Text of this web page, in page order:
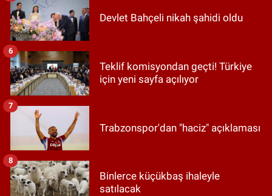
Devlet Bahçeli nikah şahidi oldu
Teklif komisyondan geçti! Türkiye
için yeni sayfa açılıyor
6
Trabzonspor'dan "haciz" açıklaması
7
Binlerce küçükbaş ihaleyle
satılacak
8